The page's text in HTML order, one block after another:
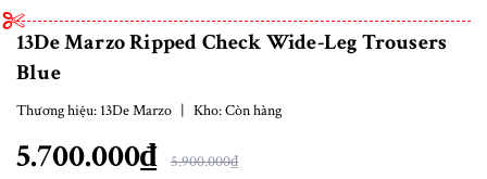
13De Marzo Ripped Check Wide-Leg Trousers
Blue
Thương hiệu: 13De Marzo | Kho:Còn hàng
5.700.000₫ 5.900.000₫